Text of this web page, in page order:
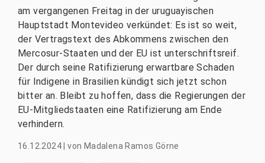
am vergangenen Freitag in der uruguayischen
Hauptstadt Montevideo verkündet: Es ist so weit,
der Vertragstext des Abkommens zwischen den
Mercosur-Staaten und der EU ist unterschriftsreif.
Der durch seine Ratifizierung erwartbare Schaden
für Indigene in Brasilien kündigt sich jetzt schon
bitter an. Bleibt zu hoffen, dass die Regierungen der
EU-Mitgliedstaaten eine Ratifizierung am Ende
verhindern.
16.12.2024 |von Madalena Ramos Görne